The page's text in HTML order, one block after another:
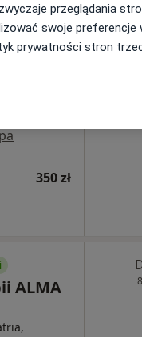
350 zł
ALMA
przeglądania
swoje preferencje
prywatności stron